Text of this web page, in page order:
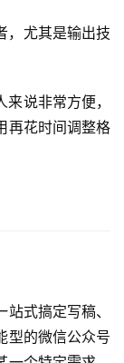
，尤其是输出技
说非常方便，
再花时间调整格
式搞定写稿、
型的微信公众号